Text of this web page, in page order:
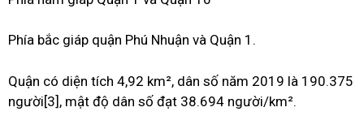
Phía bắc giáp quận Phú Nhuận và Quận 1.
Quận có diện tích 4,92 km², dân số năm 2019 là 190.375
người[3], mật độ dân số đạt 38.694 người/km².